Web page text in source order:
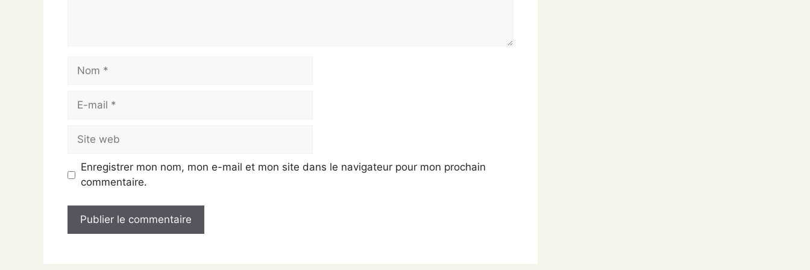
Nom
Site
web
Enregistrer mon nom, mon e-mail et mon site dans le navigateur pour mon prochain
commentaire.